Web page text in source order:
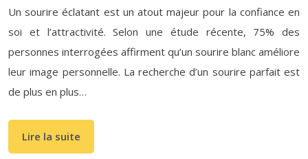
Un sourire éclatant est un atout majeur pour la confiance en
soi et l’attractivité. Selon une étude récente, 75% des
personnes interrogées affirment qu’un sourire blanc améliore
leur image personnelle. La recherche d’un sourire parfait est
de plus en plus…
Lire la suite